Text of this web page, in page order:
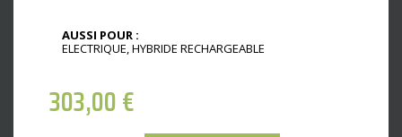
AUSSI POUR :
ELECTRIQUE, HYBRIDE RECHARGEABLE
303,00€